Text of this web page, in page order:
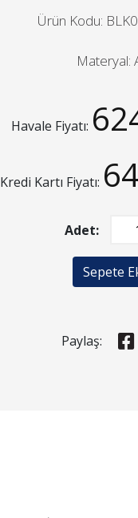
Ürün Kodu:
Materyal:
Havale Fiyatı:
Kredi Kartı Fiyatı:
Adet:
Sepete
Paylaş: